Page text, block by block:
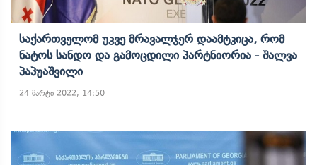
Საქართველომ Უკვე Მრავალჯერ Დაამტკიცა, Რომ
Ნატოს Სანდო Და Გამოცდილი Პარტნიორია - Შალვა
Პაპუაშვილი
24 მარტი 2022, 14:50